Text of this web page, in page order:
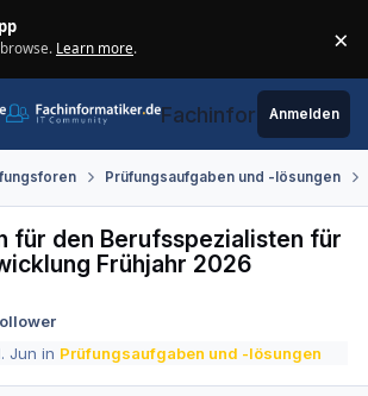
Learn more. ×
Fachinformatiker.de
Anmelden
Prüfungsaufgaben und -lösungen
für den Berufsspezialisten für
Frühjahr 2026
Jun in Prüfungsaufgaben und -lösungen